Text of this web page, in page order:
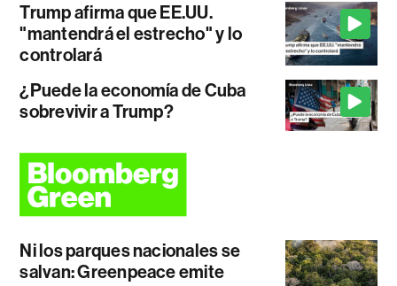
Trump afirma que EE.UU.
"mantendrá el estrecho" y lo
controlará
¿Puede la economía de Cuba
sobrevivir a Trump?
Ni los parques nacionales se
salvan: Greenpeace emite